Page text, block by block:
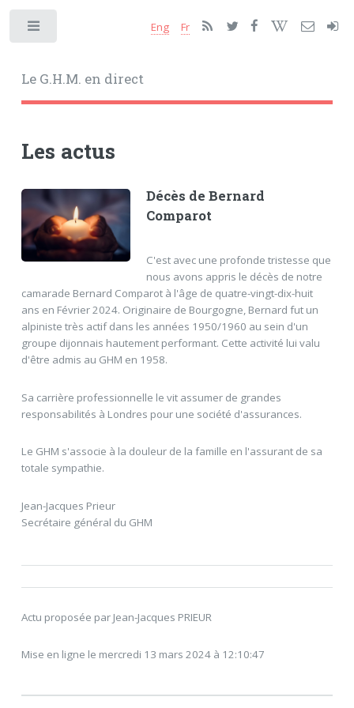
Le G.H.M. en direct
Eng Fr
Les actus
Décès de Bernard
Comparot
C'est avec une profonde tristesse que
nous avons appris le décès de notre
camarade Bernard Comparot à l'âge de quatre-vingt-dix-huit
ans en Février 2024. Originaire de Bourgogne, Bernard fut un
alpiniste très actif dans les années 1950/1960 au sein d'un
groupe dijonnais hautement performant. Cette activité lui valu
d'être admis au GHM en 1958.
Sa carrière professionnelle le vit assumer de grandes
responsabilités à Londres pour une société d'assurances.
Le GHM s'associe à la douleur de la famille en l'assurant de sa
totale sympathie.
Jean-Jacques Prieur
Secrétaire général du GHM
Actu proposée par Jean-Jacques PRIEUR
Mise en ligne le mercredi 13 mars 2024 à 12:10:47